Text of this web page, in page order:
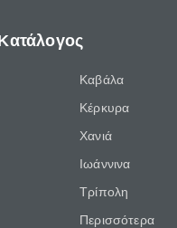
Καβάλα
Κέρκυρα
Χανιά
Ιωάννινα
Τρίπολη
Περισσότερα